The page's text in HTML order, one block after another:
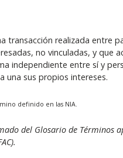
transacción realizada entre
no vinculadas, y que
independiente entre sí y
una sus propios intereses.
definido en las NIA.
del Glosario de Términos